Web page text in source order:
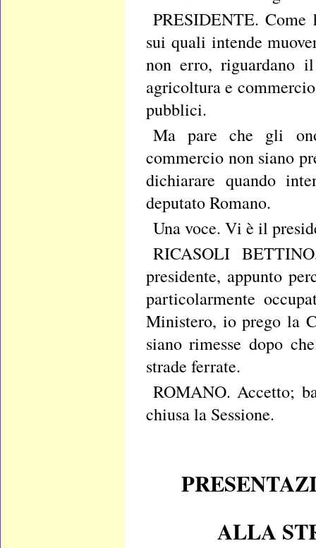
PRESIDENTE.
sui quali intende
non erro, riguardano
agricoltura e
pubblici.
Ma pare che gli
commercio non siano
dichiarare quando
deputato Romano.
Una voce. Vi è il
RICASOLI
presidente, appunto
particolarmente
Ministero, io prego la
siano rimesse dopo
strade ferrate.
ROMANO. Accetto;
chiusa la Sessione.
ALLA